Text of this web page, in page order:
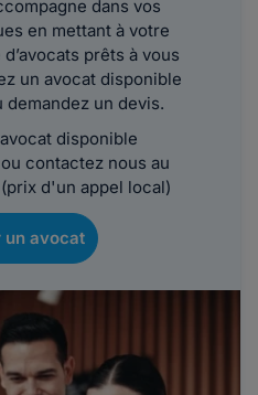
dans vos
en mettant à votre
prêts à vous
un avocat disponible
demandez un devis.
disponible
contactez nous au
d'un appel local)
un avocat